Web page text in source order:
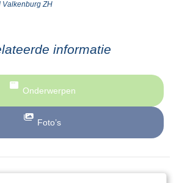
Valkenburg ZH
informatie
Onderwerpen
Foto’s